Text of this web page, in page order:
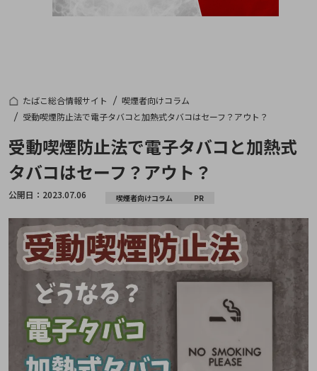
たばこ総合情報サイト
喫煙者向けコラム
受動喫煙防止法で電子タバコと加熱式タバコはセーフ？アウト？
受動喫煙防止法で電子タバコと加熱式
タバコはセーフ？アウト？
公開日： 2023.07.06 喫煙者向けコラム PR